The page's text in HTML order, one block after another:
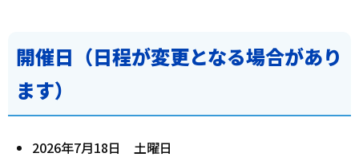
開催日（日程が変更となる場合があり
ます）
2026年7月18日 土曜日